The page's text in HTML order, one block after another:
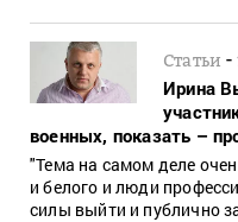
Статьи -
Ирина
военных, показать –
"Тема на самом деле
и белого и люди
силы выйти и публично